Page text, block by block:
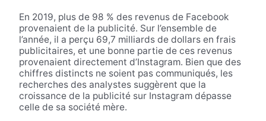
En 2019, plus de 98 % des revenus de Facebook
provenaient de la publicité. Sur l’ensemble de
l’année, il a perçu 69,7 milliards de dollars en frais
publicitaires, et une bonne partie de ces revenus
provenaient directement d’Instagram. Bien que des
chiffres distincts ne soient pas communiqués, les
recherches des analystes suggèrent que la
croissance de la publicité sur Instagram dépasse
celle de sa société mère.